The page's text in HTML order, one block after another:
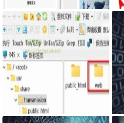
己
继
最新固件里transmission页面提示
Couldn't find Transmission's web
interface files错误
网